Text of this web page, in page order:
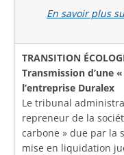
En savoir plus
TRANSITION
Transmission d’une
l’entreprise Duralex
Le tribunal
repreneur de la
carbone » due par la
mise en liquidation